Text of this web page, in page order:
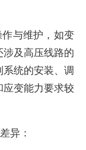
与维护，如变
及高压线路的
统的安装、调
变能力要求较
异：